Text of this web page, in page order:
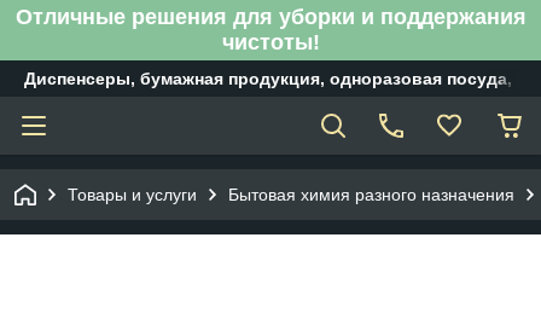
Отличные решения для уборки и поддержания
чистоты!
Диспенсеры, бумажная продукция, одноразовая посуда,
Товары и услуги Бытовая химия разного назначения